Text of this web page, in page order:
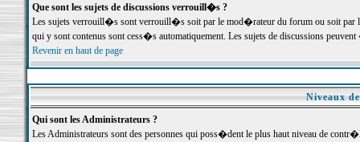
Que sont les sujets de discussions verrouill�s ?
Les sujets verrouill�s sont verrouill�s soit par le mod�rateur du forum ou soit par
qui y sont contenus sont cess�s automatiquement. Les sujets de discussions
Revenir en haut de page
Niveaux
Qui sont les Administrateurs ?
Les Administrateurs sont des personnes qui poss�dent le plus haut niveau de